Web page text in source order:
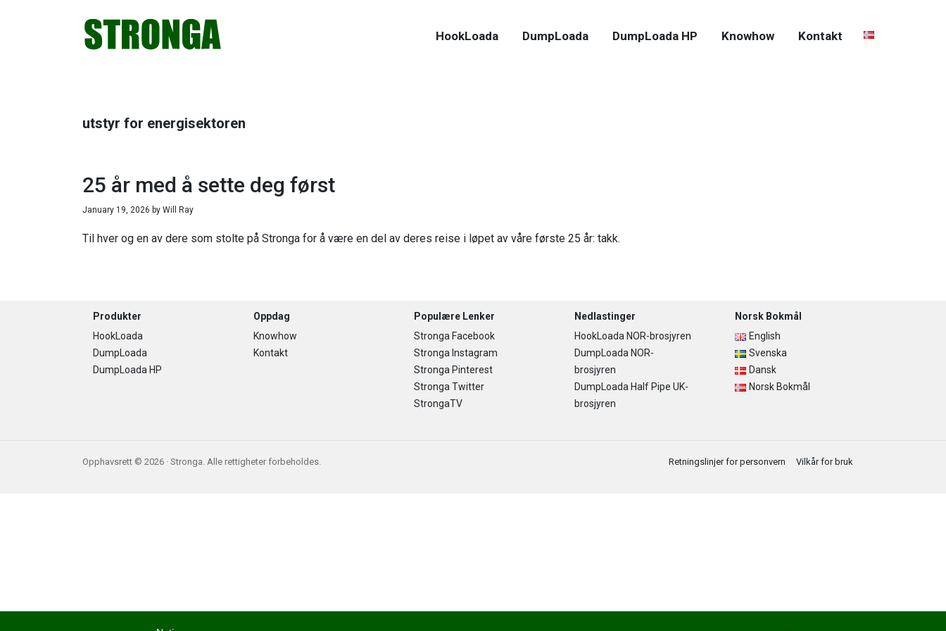
HookLoada DumpLoada DumpLoada HP Knowhow Kontakt
utstyr for energisektoren
25 år med å sette deg først
January 19, 2026 by Will Ray
Til hver og en av dere som stolte på Stronga for å være en del av deres reise i løpet av våre første 25 år: takk.
Footer
Produkter
HookLoada
DumpLoada
DumpLoada HP
Oppdag
Knowhow
Kontakt
Populære Lenker
Stronga Facebook
Stronga Instagram
Stronga Pinterest
Stronga Twitter
StrongaTV
Nedlastinger
HookLoada NOR-brosjyren
DumpLoada NOR-
brosjyren
DumpLoada Half Pipe UK-
brosjyren
Norsk Bokmål
English
Svenska
Dansk
Norsk Bokmål
Opphavsrett © 2026 · Stronga. Alle rettigheter forbeholdes. Retningslinjer for personvern Vilkår for bruk